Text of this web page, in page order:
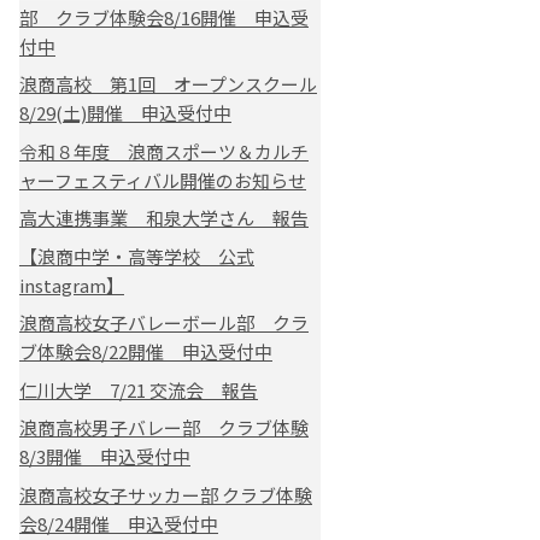
部 クラブ体験会8/16開催 申込受
付中
浪商高校 第1回 オープンスクール
8/29(土)開催 申込受付中
令和８年度 浪商スポーツ＆カルチ
ャーフェスティバル開催のお知らせ
高大連携事業 和泉大学さん 報告
【浪商中学・高等学校 公式
instagram】
浪商高校女子バレーボール部 クラ
ブ体験会8/22開催 申込受付中
仁川大学 7/21 交流会 報告
浪商高校男子バレー部 クラブ体験
8/3開催 申込受付中
浪商高校女子サッカー部 クラブ体験
会8/24開催 申込受付中